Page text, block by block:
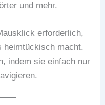
und mehr.
erforderlich,
heimtückisch macht.
indem sie einfach nur